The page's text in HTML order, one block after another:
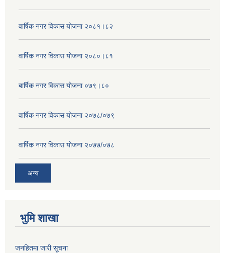
वार्षिक नगर विकास योजना २०८१।८२
वार्षिक नगर विकास योजना २०८०।८१
बार्षिक नगर विकास योजना ०७९।८०
वार्षिक नगर विकास योजना २०७८/०७९
वार्षिक नगर विकास योजना २०७७/०७८
अन्य
भुमि शाखा
जनहितमा जारी सूचना